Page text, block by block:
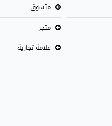
متسوق
متجر
علامة تجارية